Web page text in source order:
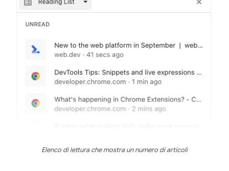
Elenco di lettura che mostra un numero di articoli